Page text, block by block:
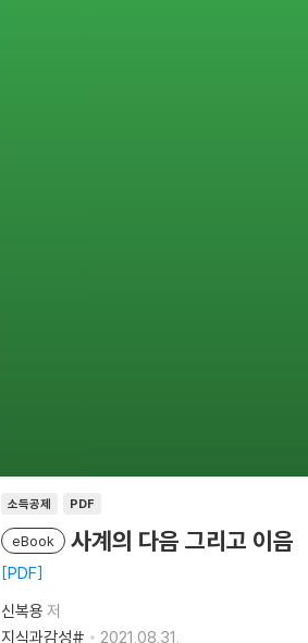
소득공제 PDF
eBook 사계의 다음 그리고 이음
PDF
신복용 저
지식과감성#
2021.08.31.